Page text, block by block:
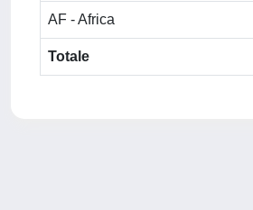
AF - Africa
Totale